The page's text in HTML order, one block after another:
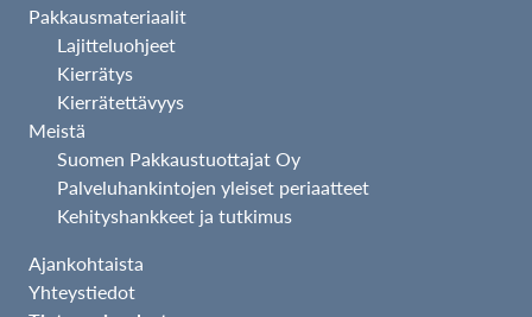
Pakkausmateriaalit
Lajitteluohjeet
Kierrätys
Kierrätettävyys
Meistä
Suomen Pakkaustuottajat Oy
Palveluhankintojen yleiset periaatteet
Kehityshankkeet ja tutkimus
Ajankohtaista
Yhteystiedot